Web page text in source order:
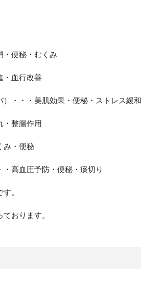
便秘・むくみ
血行改善
・・・美肌効果・便秘・ストレス緩和
整腸作用
み・便秘
高血圧予防・便秘・痰切り
。
おります。